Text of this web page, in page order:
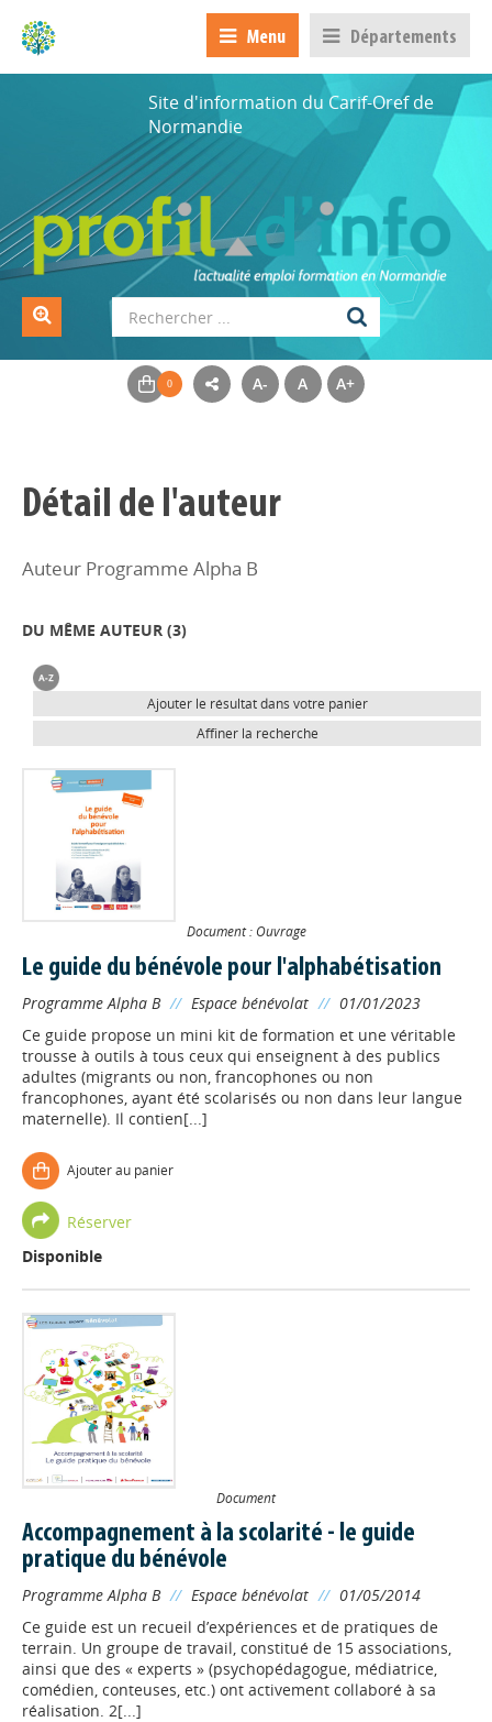
Menu Départements
Site d'information du Carif-Oref de
Normandie
A- A A+
Détail de l'auteur
Auteur Programme Alpha B
DU MÊME AUTEUR (3)
Ajouter le résultat dans votre panier
Affiner la recherche
Document : Ouvrage
Le guide du bénévole pour l'alphabétisation
Programme Alpha B // Espace bénévolat // 01/01/2023
Ce guide propose un mini kit de formation et une véritable
trousse à outils à tous ceux qui enseignent à des publics
adultes (migrants ou non, francophones ou non
francophones, ayant été scolarisés ou non dans leur langue
maternelle). Il contien[...]
Ajouter au panier
Réserver
Disponible
Document
Accompagnement à la scolarité - le guide
pratique du bénévole
Programme Alpha B // Espace bénévolat // 01/05/2014
Ce guide est un recueil d’expériences et de pratiques de
terrain. Un groupe de travail, constitué de 15 associations,
ainsi que des « experts » (psychopédagogue, médiatrice,
comédien, conteuses, etc.) ont activement collaboré à sa
réalisation. 2[...]